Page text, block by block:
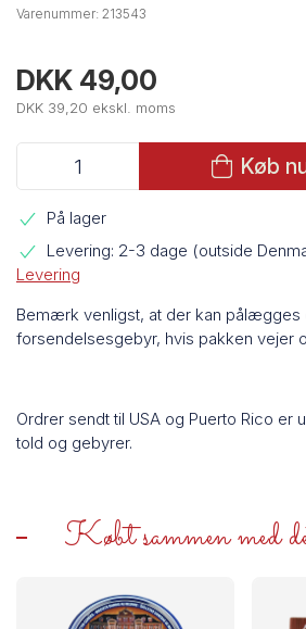
Varenummer: 213543
DKK 49,00
DKK 39,20 ekskl. moms
Køb
På lager
Levering: 2-3 dage (outside
Levering
Bemærk venligst, at der kan pålægges
forsendelsesgebyr, hvis pakken vejer
Ordrer sendt til USA og Puerto Rico er
told og gebyrer.
Købt sammen med